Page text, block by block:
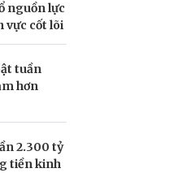
nguồn lực
vực cốt lõi
tuần
hơn
2.300 tỷ
tiền kinh